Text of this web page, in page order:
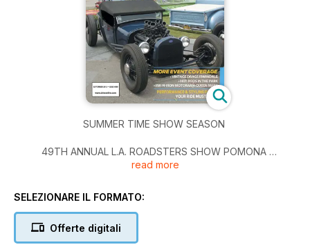
SUMMER TIME SHOW SEASON
49TH ANNUAL L.A. ROADSTERS SHOW POMONA
MORE EVENT COVERAGE
HOT TODS IN THE PARK
YOUR RIDE MUST HAVE
read more
SELEZIONARE IL FORMATO:
Offerte digitali